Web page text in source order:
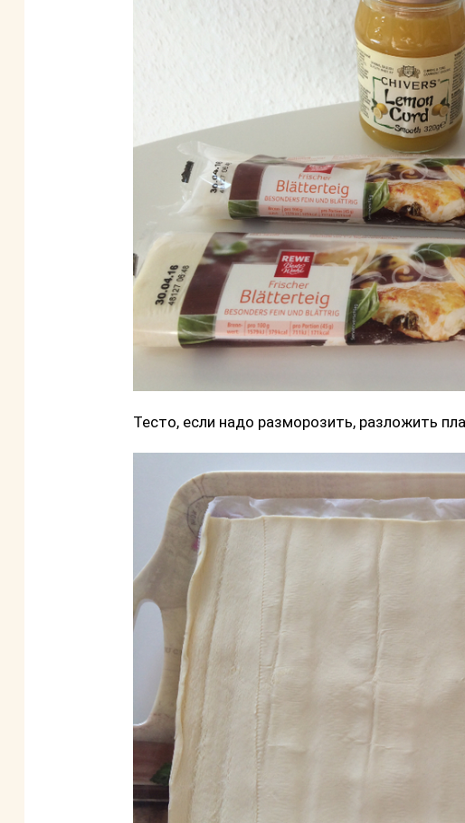
Тесто, если надо разморозить, разложить